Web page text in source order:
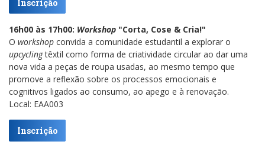
Inscrição
16h00 às 17h00: Workshop "Corta, Cose & Cria!"
O workshop convida a comunidade estudantil a explorar o
upcyclingtêxtil como forma de criatividade circular ao dar uma
nova vida a peças de roupa usadas, ao mesmo tempo que
promove a reflexão sobre os processos emocionais e
cognitivos ligados ao consumo, ao apego e à renovação.
Local: EAA003
Inscrição